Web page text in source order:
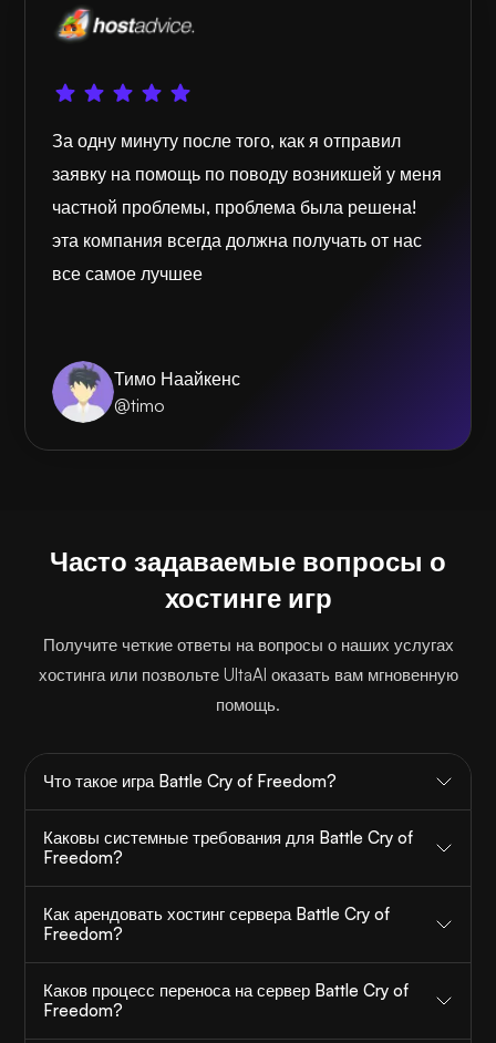
За одну минуту после того, как я отправил
заявку на помощь по поводу возникшей у меня
частной проблемы, проблема была решена!
эта компания всегда должна получать от нас
все самое лучшее
Тимо Наайкенс
@timo
Часто задаваемые вопросы о
хостинге игр
Получите четкие ответы на вопросы о наших услугах
хостинга или позвольте UltaAI оказать вам мгновенную
помощь.
Что такое игра Battle Cry of Freedom?
Каковы системные требования для Battle Cry of
Freedom?
Как арендовать хостинг сервера Battle Cry of
Freedom?
Каков процесс переноса на сервер Battle Cry of
Freedom?